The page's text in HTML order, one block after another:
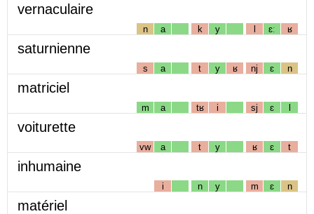
vernaculaire
n a k y l ɛː ʁ
saturnienne
s a t y ʁ nj ɛ n
matriciel
m a tʁ i sj ɛ l
voiturette
vw a t y ʁ ɛ t
inhumaine
i n y m ɛ n
matériel